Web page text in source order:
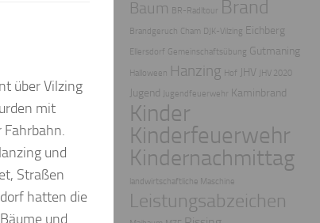
über Vilzing
mit
Fahrbahn.
und
Straßen
hatten die
und
Baum BR-Radltour Brand
Brandgeruch Cham DJK-Vilzing Eichberg
Ellersdorf Gemeinschaftsübung Gutmaning
Halloween Hanzing Hof JHV JHV 2020
Jugend Jugendfeuerwehr Kaminbrand
Kinder
Kinderfeuerwehr
Kindernachmittag
landwirtschaftliche Maschine
Leistungsabzeichen